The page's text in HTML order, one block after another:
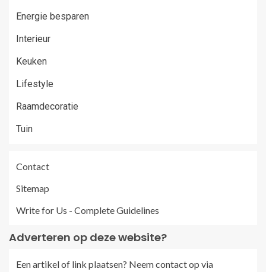
Energie besparen
Interieur
Keuken
Lifestyle
Raamdecoratie
Tuin
Contact
Sitemap
Write for Us - Complete Guidelines
Adverteren op deze website?
Een artikel of link plaatsen? Neem contact op via